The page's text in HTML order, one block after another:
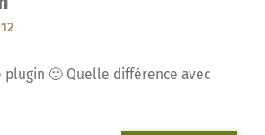
plugin 🙂 Quelle différence avec